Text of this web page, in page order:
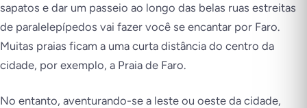
sapatos e dar um passeio ao longo das belas ruas estreitas
de paralelepípedos vai fazer você se encantar por Faro.
Muitas praias ficam a uma curta distância do centro da
cidade, por exemplo, a Praia de Faro.
No entanto, aventurando-se a leste ou oeste da cidade,